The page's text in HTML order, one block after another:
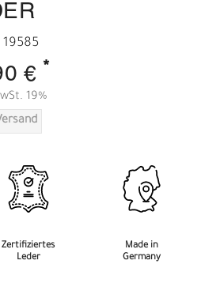
19585
€ *
19%
Zertifiziertes
Leder
Made in
Germany